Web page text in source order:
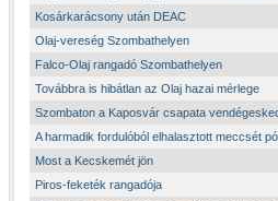
Kosárkarácsony után DEAC
Olaj-vereség Szombathelyen
Falco-Olaj rangadó Szombathelyen
Továbbra is hibátlan az Olaj hazai mérlege
Szombaton a Kaposvár csapata
A harmadik fordulóból elhalasztott meccsét
Most a Kecskemét jön
Piros-feketék rangadója